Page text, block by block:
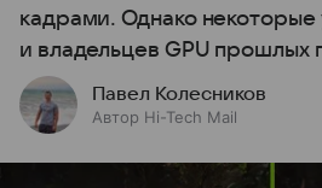
кадрами. Однако
и владельцев GPU прошлых
Павел Колесников
Автор Hi-Tech Mail